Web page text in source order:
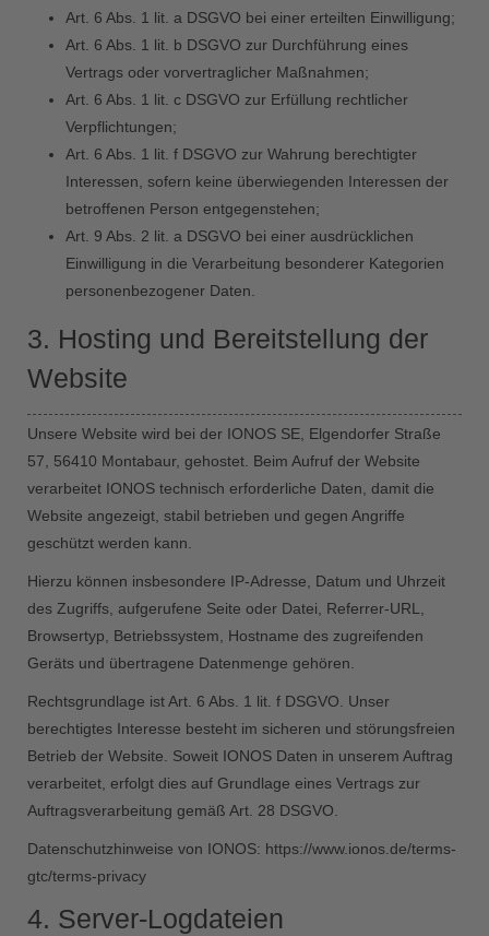
Art. 6 Abs. 1 lit. a DSGVO bei einer erteilten Einwilligung;
Art. 6 Abs. 1 lit. b DSGVO zur Durchführung eines
Vertrags oder vorvertraglicher Maßnahmen;
Art. 6 Abs. 1 lit. c DSGVO zur Erfüllung rechtlicher
Verpflichtungen;
Art. 6 Abs. 1 lit. f DSGVO zur Wahrung berechtigter
Interessen, sofern keine überwiegenden Interessen der
betroffenen Person entgegenstehen;
Art. 9 Abs. 2 lit. a DSGVO bei einer ausdrücklichen
Einwilligung in die Verarbeitung besonderer Kategorien
personenbezogener Daten.
3. Hosting und Bereitstellung der
Website
Unsere Website wird bei der IONOS SE, Elgendorfer Straße
57, 56410 Montabaur, gehostet. Beim Aufruf der Website
verarbeitet IONOS technisch erforderliche Daten, damit die
Website angezeigt, stabil betrieben und gegen Angriffe
geschützt werden kann.
Hierzu können insbesondere IP-Adresse, Datum und Uhrzeit
des Zugriffs, aufgerufene Seite oder Datei, Referrer-URL,
Browsertyp, Betriebssystem, Hostname des zugreifenden
Geräts und übertragene Datenmenge gehören.
Rechtsgrundlage ist Art. 6 Abs. 1 lit. f DSGVO. Unser
berechtigtes Interesse besteht im sicheren und störungsfreien
Betrieb der Website. Soweit IONOS Daten in unserem Auftrag
verarbeitet, erfolgt dies auf Grundlage eines Vertrags zur
Auftragsverarbeitung gemäß Art. 28 DSGVO.
Datenschutzhinweise von IONOS: https://www.ionos.de/terms-
gtc/terms-privacy
4. Server-Logdateien